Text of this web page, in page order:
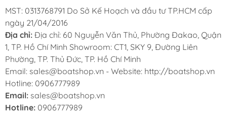
tải lớn, phù hợp cho tàu thuyền trung và lớn, cano neo
đậu an toàn , giảm rủi ro tuột neo khi sóng gió.
(usstainless.com)
🔹Thiết kế chuyên dụng cho
hàng hải
Xích neo theo tiêu chuẩn DIN766 dễ dàng tích hợp với
tời neo (windlass), cổng neo và các phụ kiện neo
lập khác – phù hợp cả sử dụng thủ công hoặc cơ cấu tời
MST: 0313768791 Do Sở Kế Hoạch và đầu tư TP.HCM cấp
ngày 21/04/2016
Địa chỉ: Địa chỉ: 60 Nguyễn Văn Thủ, Phường Đakao, Quận
1, TP. Hồ Chí Minh Showroom: CT1, SKY 9, Đường Liên
Phường, TP. Thủ Đức, TP. Hồ Chí Minh
Email: sales@boatshop.vn - Website: http://boatshop.vn
Hotline: 0906777989
Email: sales@boatshop.vn
Hotline: 0906777989